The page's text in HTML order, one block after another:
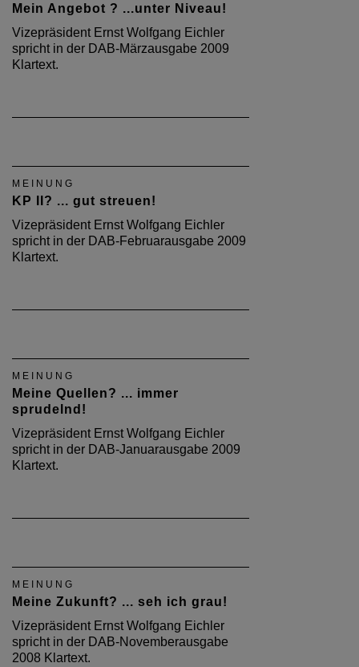
Mein Angebot ? ...unter Niveau!
Vizepräsident Ernst Wolfgang Eichler
spricht in der DAB-Märzausgabe 2009
Klartext.
MEINUNG
KP II? ... gut streuen!
Vizepräsident Ernst Wolfgang Eichler
spricht in der DAB-Februarausgabe 2009
Klartext.
MEINUNG
Meine Quellen? ... immer
sprudelnd!
Vizepräsident Ernst Wolfgang Eichler
spricht in der DAB-Januarausgabe 2009
Klartext.
MEINUNG
Meine Zukunft? ... seh ich grau!
Vizepräsident Ernst Wolfgang Eichler
spricht in der DAB-Novemberausgabe
2008 Klartext.